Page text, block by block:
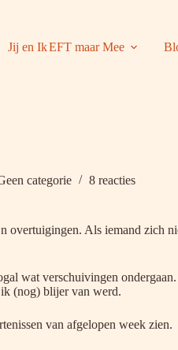
Jij en IkEFT maar Mee
categorie 8 reacties
overtuigingen. Als iemand zich
wat verschuivingen
(nog) blijer van werd.
van afgelopen week zien.